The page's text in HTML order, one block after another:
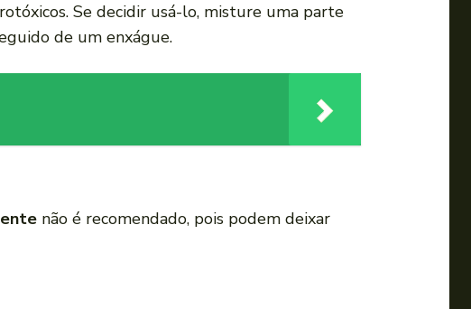
Se decidir usá-lo, misture uma parte
de um enxágue.
não é recomendado, pois podem deixar